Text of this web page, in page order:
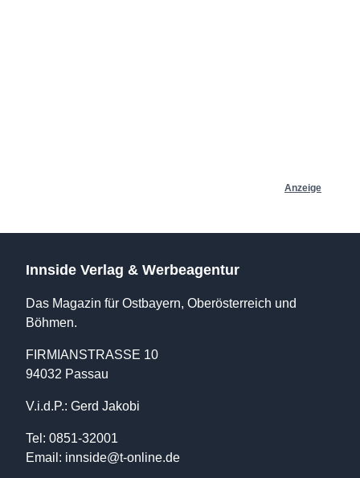
Anzeige
Innside Verlag & Werbeagentur
Das Magazin für Ostbayern, Oberösterreich und
Böhmen.
FIRMIANSTRASSE 10
94032 Passau
V.i.d.P.: Gerd Jakobi
Tel: 0851-32001
Email: innside@t-online.de